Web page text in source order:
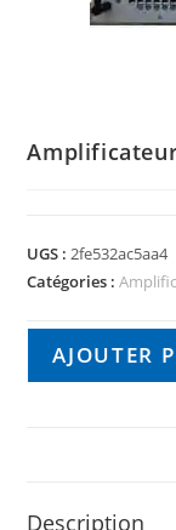
UGS :2fe532ac5aa4
Catégories :
AJOUTER
Description